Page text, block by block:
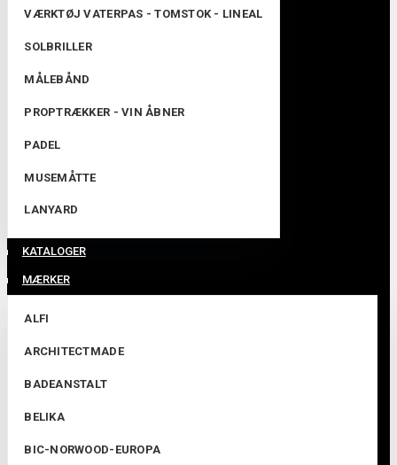
VÆRKTØJ VATERPAS - TOMSTOK - LINEAL
SOLBRILLER
MÅLEBÅND
PROPTRÆKKER - VIN ÅBNER
PADEL
MUSEMÅTTE
LANYARD
MÆRKER
ALFI
ARCHITECTMADE
BADEANSTALT
BELIKA
BIC-NORWOOD-EUROPA
KATALOGER